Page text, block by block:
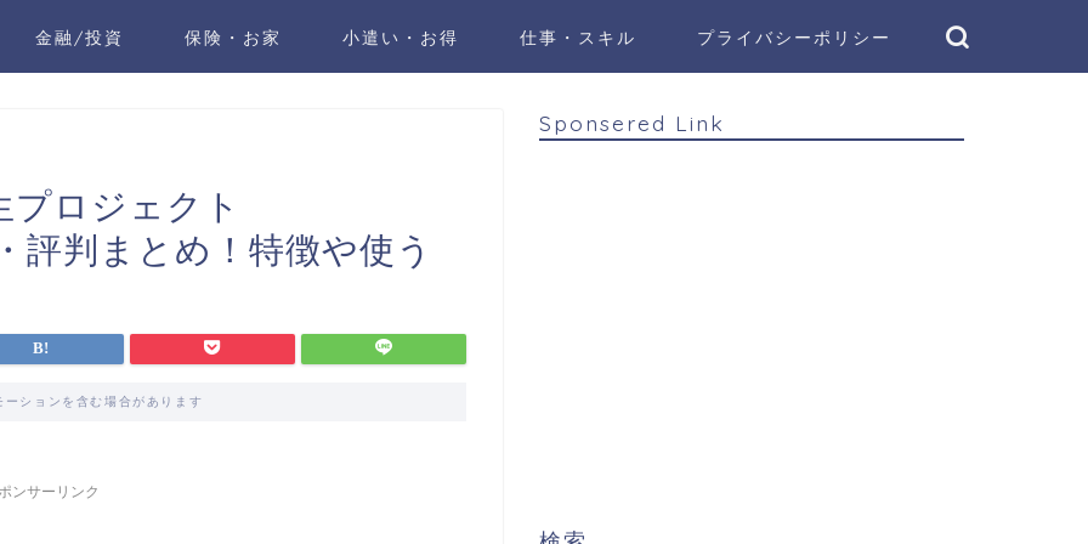
金融/投資 保険・お家 小遣い・お得 仕事・スキル プライバシーポリシー
ロジェクト
評判まとめ！特徴や使う
ーションを含む場合があります
ンサーリンク
Sponsered Link